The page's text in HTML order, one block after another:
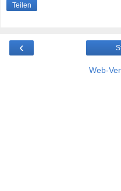
Teilen
‹
Web-